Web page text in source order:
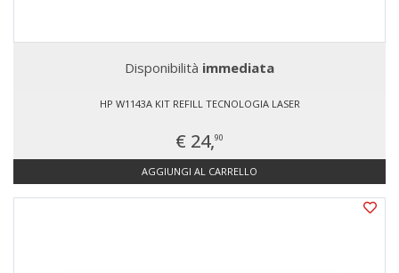
Disponibilità immediata
HP W1143A KIT REFILL TECNOLOGIA LASER
€ 24,90
AGGIUNGI AL CARRELLO